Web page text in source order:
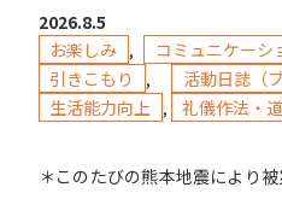
2026.8.5
お楽しみ , コミュニケーシ
引きこもり
, 活動日誌（ブ
生活能力向上 , 礼儀作法・
＊このたびの熊本地震により